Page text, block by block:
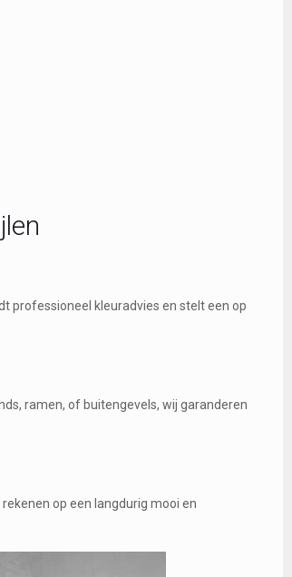
professioneel kleuradvies en stelt een op
ramen, of buitengevels, wij garanderen
op een langdurig mooi en